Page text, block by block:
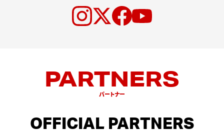
PARTNERS
パートナー
OFFICIAL PARTNERS